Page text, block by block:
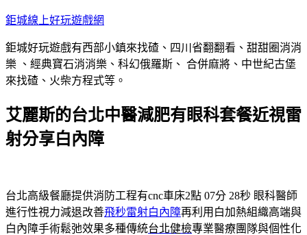
跳
主
要
內
鉅城線上好玩遊戲網
鉅城好玩遊戲有西部小鎮來找碴、四川省翻翻看、甜甜圈消消
樂 、經典寶石消消樂、科幻俄羅斯、 合併麻將、中世紀古堡
來找碴、火柴方程式等。
艾麗斯的台北中醫減肥有眼科套餐近視雷
射分享白內障
台北高級餐廳提供消防工程有cnc車床2點 07分 28秒 眼科醫師
進行性視力減退改善飛秒雷射白內障再利用白加熱組織高端與
白內障手術鬆弛效果多種傳統台北健檢專業醫療團隊與個性化